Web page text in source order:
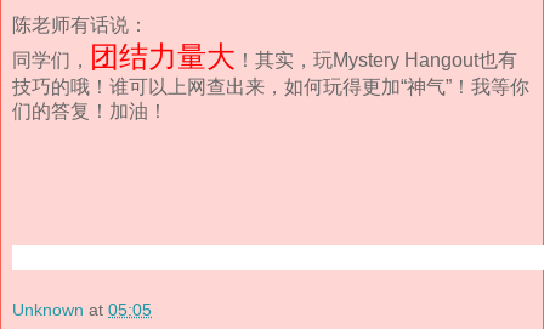
陈老师有话说：
同学们， 团结力量大 ！其实，玩Mystery Hangout也有
技巧的哦！谁可以上网查出来，如何玩得更加“神气”！我等你
们的答复！加油！
Unknown at 05:05